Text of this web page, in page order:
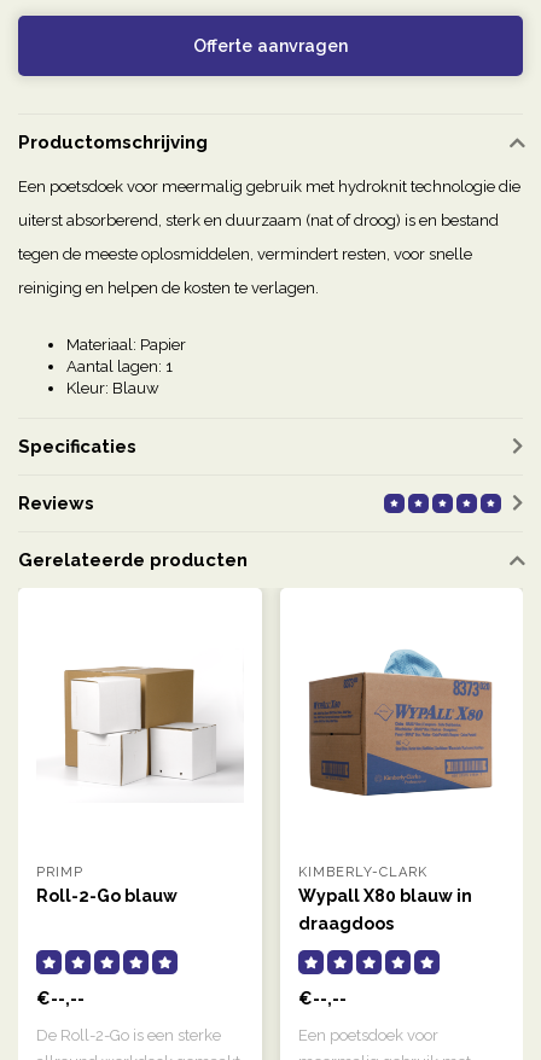
Offerte aanvragen
Productomschrijving
Een poetsdoek voor meermalig gebruik met hydroknit technologie die
uiterst absorberend, sterk en duurzaam (nat of droog) is en bestand
tegen de meeste oplosmiddelen, vermindert resten, voor snelle
reiniging en helpen de kosten te verlagen.
Materiaal: Papier
Aantal lagen: 1
Kleur: Blauw
Specificaties
Reviews
Gerelateerde producten
PRIMP
Roll-2-Go blauw
€--,--
De Roll-2-Go is een sterke
KIMBERLY-CLARK
Wypall X80 blauw in
draagdoos
€--,--
Een poetsdoek voor